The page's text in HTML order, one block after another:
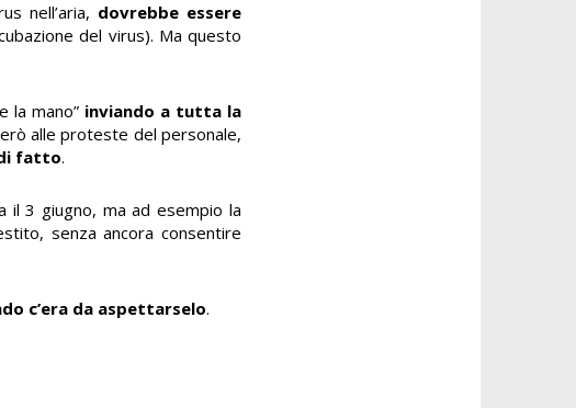
nell’aria, dovrebbe essere
del virus). Ma questo
la mano” inviando a tutta la
alle proteste del personale,
fatto.
il 3 giugno, ma ad esempio la
senza ancora consentire
c’era da aspettarselo.